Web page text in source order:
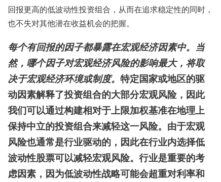
回报更高的低波动性投资组合，从而在追求稳定性的同时，
也不失对其他潜在收益机会的把握。
每个有回报的因子都暴露在宏观经济因素中。当
然，哪个因子对宏观经济风险的影响最大，将取
决于宏观经济环境或制度。 特定国家或地区的驱
动因素解释了投资组合的大部分宏观风险，因此
我们可以通过构建相对于上限加权基准在地理上
保持中立的投资组合来减轻这一风险。由于宏观
风险也通常是行业驱动的，因此在行业内选择低
波动性股票可以减轻宏观风险。行业是重要的考
虑因素，因为低波动性战略可能会超重对利率和